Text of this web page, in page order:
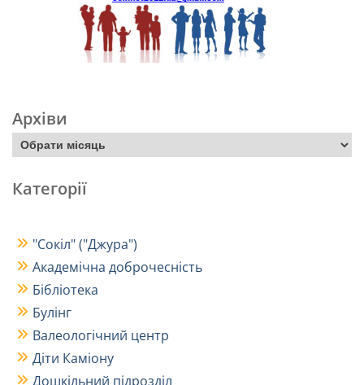
Архіви
Категорії
"Сокіл" ("Джура")
Академічна доброчесність
Бібліотека
Булінг
Валеологічний центр
Діти Каміону
Дошкільний підрозділ